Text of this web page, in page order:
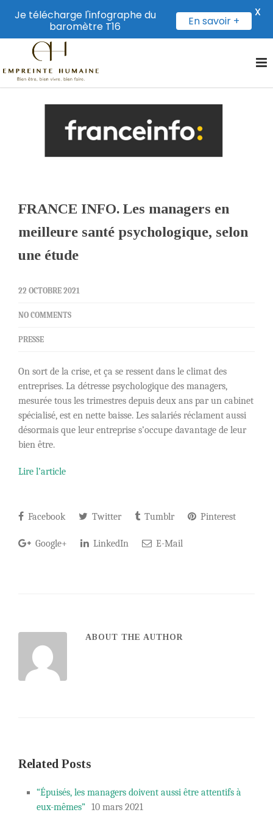
FRANCE INFO. Les managers en
meilleure santé psychologique, selon
une étude
22 OCTOBRE 2021
NO COMMENTS
PRESSE
On sort de la crise, et ça se ressent dans le climat des
entreprises. La détresse psychologique des managers,
mesurée tous les trimestres depuis deux ans par un cabinet
spécialisé, est en nette baisse. Les salariés réclament aussi
désormais que leur entreprise s’occupe davantage de leur
bien être.
Lire l’article
Facebook Twitter Tumblr Pinterest
Google+ LinkedIn E-Mail
ABOUT THE AUTHOR
Related Posts
“Épuisés, les managers doivent aussi être attentifs à
eux-mêmes” 10 mars 2021
Je télécharge l'infographe du
baromètre T16
En savoir +
X